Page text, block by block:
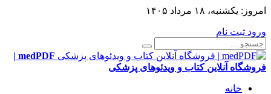
امروز: یکشنبه، ۱۸ مرداد ۱۴۰۵
ورود ثبت نام
medPDF |
فروشگاه آنلاین کتاب و ویدئوهای پزشکی
خانه